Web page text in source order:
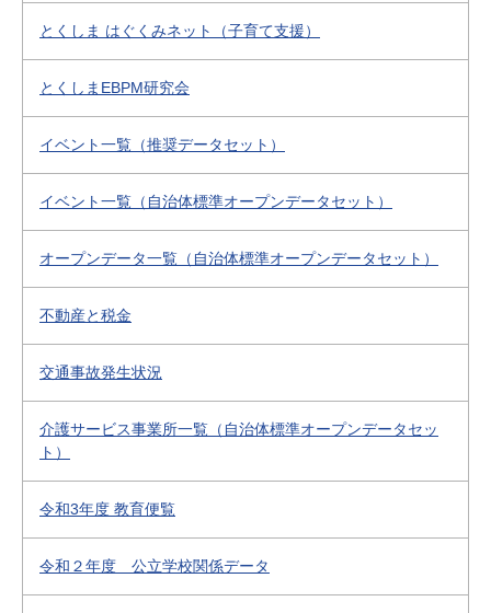
とくしま はぐくみネット（子育て支援）
とくしまEBPM研究会
イベント一覧（推奨データセット）
イベント一覧（自治体標準オープンデータセット）
オープンデータ一覧（自治体標準オープンデータセット）
不動産と税金
交通事故発生状況
介護サービス事業所一覧（自治体標準オープンデータセッ
ト）
令和3年度 教育便覧
令和２年度 公立学校関係データ